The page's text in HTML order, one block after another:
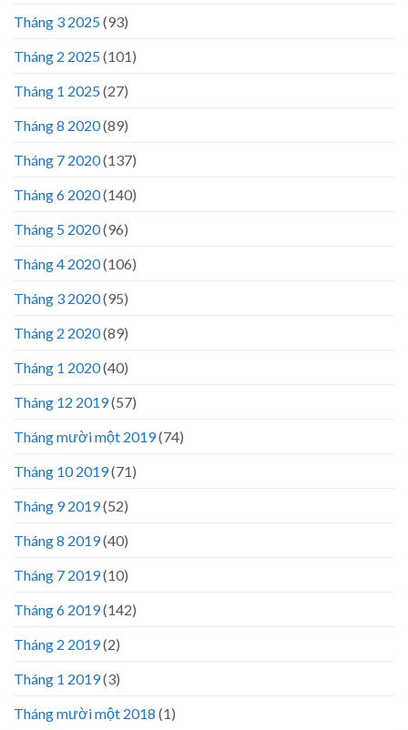
Tháng 3 2025(93)
Tháng 2 2025(101)
Tháng 1 2025(27)
Tháng 8 2020(89)
Tháng 7 2020(137)
Tháng 6 2020(140)
Tháng 5 2020(96)
Tháng 4 2020(106)
Tháng 3 2020(95)
Tháng 2 2020(89)
Tháng 1 2020(40)
Tháng 12 2019(57)
Tháng mười một 2019(74)
Tháng 10 2019(71)
Tháng 9 2019(52)
Tháng 8 2019(40)
Tháng 7 2019(10)
Tháng 6 2019(142)
Tháng 2 2019(2)
Tháng 1 2019(3)
Tháng mười một 2018 (1)